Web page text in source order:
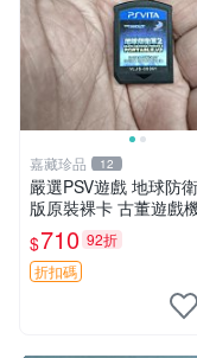
嘉藏珍品 12
嚴選PSV遊戲 地球防
版原裝裸卡 古董遊戲
級經典 地球防衛軍2
就達人推薦 地球防衛軍
文原版 游戲收藏必備
$710 92折
折扣碼